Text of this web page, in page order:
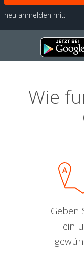
neu anmelden mit:
Wie
Geben
ein